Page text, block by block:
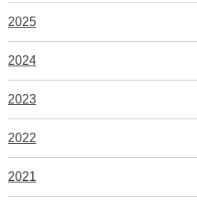
2025
2024
2023
2022
2021